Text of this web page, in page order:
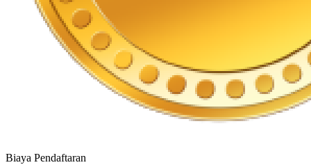
Biaya Pendaftaran